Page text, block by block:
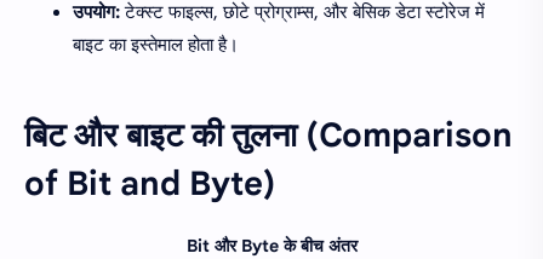
उपयोग:टेक्स्ट फाइल्स, छोटे प्रोग्राम्स, और बेसिक डेटा स्टोरेज में
बाइट का इस्तेमाल होता है।
बिट और बाइट की तुलना (Comparison
of Bit and Byte)
Bit और Byte के बीच अंतर